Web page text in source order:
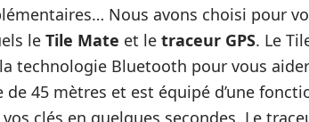
Nous avons choisi pour
le Tile Mate et le traceur GPS. Le
technologie Bluetooth pour vous
de 45 mètres et est équipé d’une
clés en quelques secondes. Le